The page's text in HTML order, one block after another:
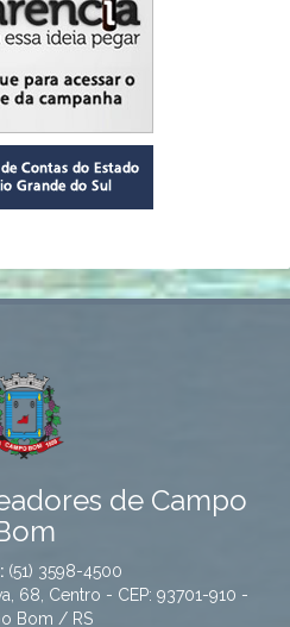
de Campo
(51) 3598-4500
68, Centro - CEP: 93701-910 -
Bom / RS